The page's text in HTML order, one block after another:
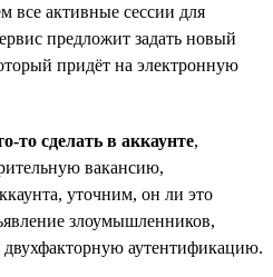
все активные сессии для
предложит задать новый
придёт на электронную
то сделать в аккаунте,
вакансию,
уточним, он ли это
злоумышленников,
аутентификацию.